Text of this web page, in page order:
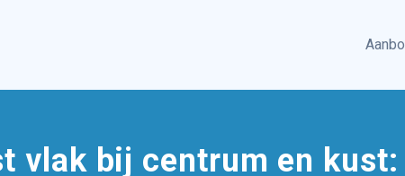
vlak bij centrum en